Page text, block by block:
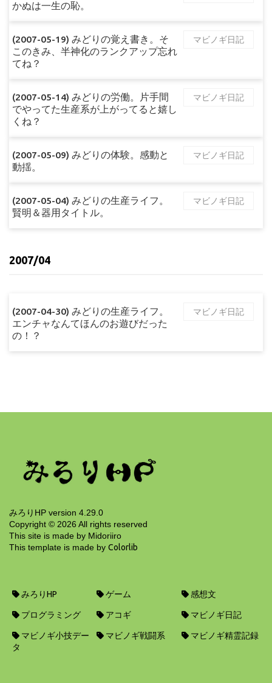
かぬは一生の恥。
(2007-05-19) みどりの覚え書き。そ
このきみ、半神化のランクアップ忘れ
てね？
マビノギ日記
(2007-05-14) みどりの労働。片手間
でやってた生産系が上がってると嬉し
くね？
マビノギ日記
(2007-05-09) みどりの体験。感動と
動揺。
マビノギ日記
(2007-05-04) みどりの生産ライフ。
賢明＆器用タイトル。
マビノギ日記
2007/04
(2007-04-30) みどりの生産ライフ。
エンチャなんてほんのお遊びだった
の！？
マビノギ日記
みろりHP version 4.29.0
Copyright © 2026 All rights reserved
This site is made by Midoriiro
This template is made by Colorlib
みろりHP ゲーム 感想文
プログラミング アコギ マビノギ日記
マビノギ小技デー
タ
マビノギ戦闘系 マビノギ精霊記録